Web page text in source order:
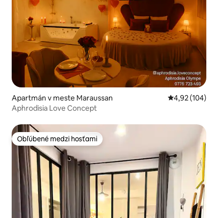
Apartmán v meste Maraussan Priemerné
4,92 (104)
Aphrodisia Love Concept
Obľúbené medzi hosťami
Obľúbené medzi hosťami